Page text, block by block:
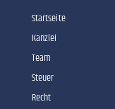
Startseite
Kanzlei
Team
Steuer
Recht